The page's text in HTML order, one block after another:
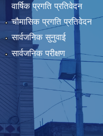
वार्षिक प्रगति प्रतिवेदन
चौमासिक प्रगति प्रतिवेदन
सार्वजनिक सुनुवाई
सार्वजनिक परीक्षण